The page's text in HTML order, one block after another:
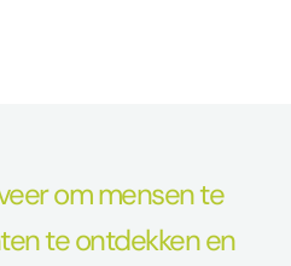
om mensen te
te ontdekken en